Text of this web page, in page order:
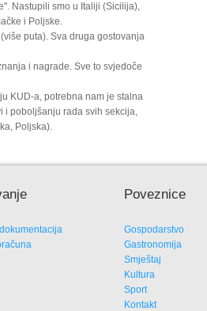
Nastupili smo u Italiji (Sicilija),
i Poljske.
puta). Sva druga gostovanja
i nagrade. Sve to svjedoče
KUD-a, potrebna nam je stalna
i poboljšanju rada svih sekcija,
Poljska).
Poveznice
Gospodarstvo
Gastronomija
Smještaj
Kultura
Sport
Kontakt